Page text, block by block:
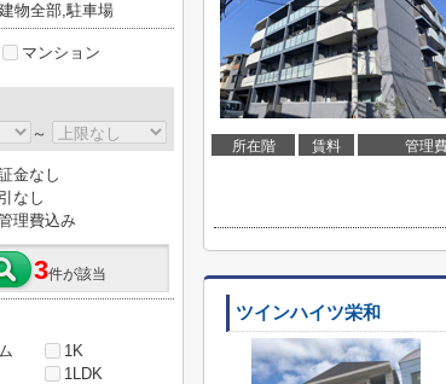
所在階 賃料 管理
ツインハイツ栄和
物全部,駐車場
マンション
～
金なし
なし
理費込み
3件が該当
1K
1LDK